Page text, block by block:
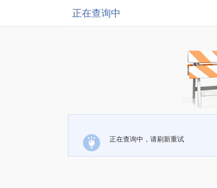
正在查询中
正在查询中，请刷新重试